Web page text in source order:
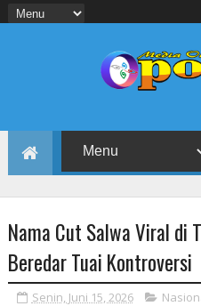
Nama Cut Salwa Viral di
Beredar Tuai Kontroversi
Senin, Juni 15, 2026